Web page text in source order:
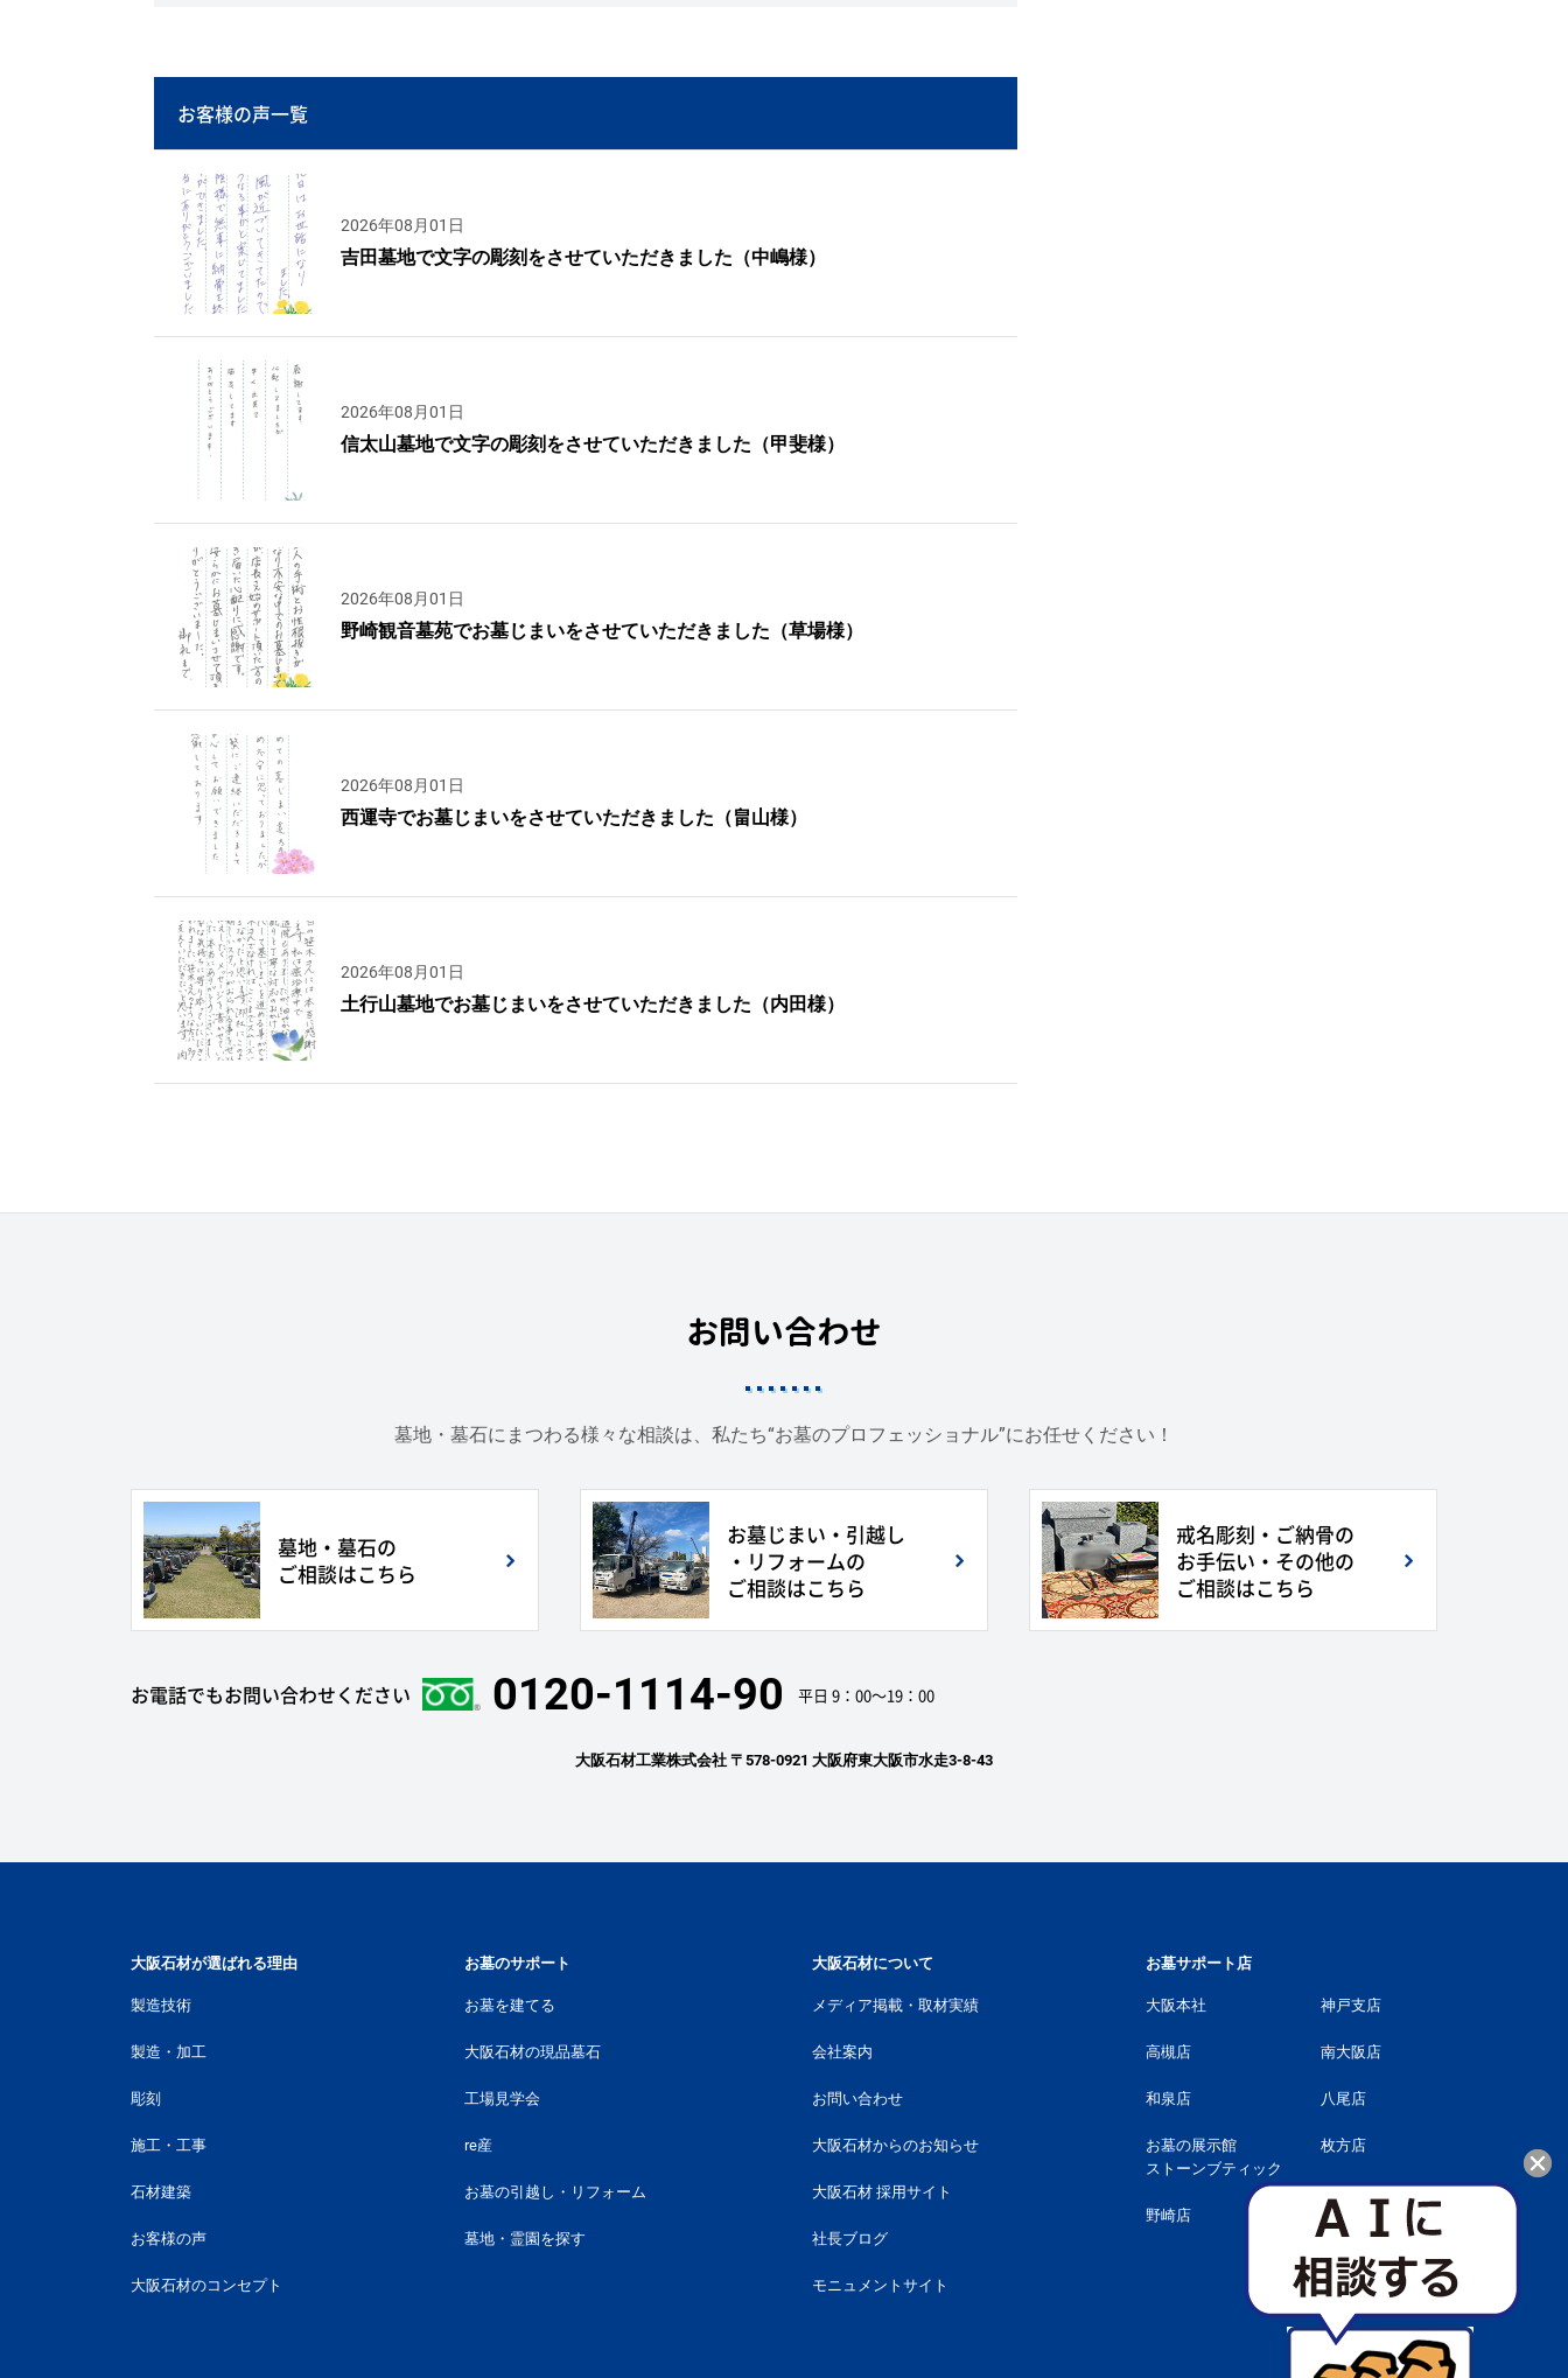
お客様の声一覧
2026年08月01日
吉田墓地で文字の彫刻をさせていただきました（中嶋様）
2026年08月01日
信太山墓地で文字の彫刻をさせていただきました（甲斐様）
2026年08月01日
野崎観音墓苑でお墓じまいをさせていただきました（草場様）
2026年08月01日
西運寺でお墓じまいをさせていただきました（畠山様）
2026年08月01日
土行山墓地でお墓じまいをさせていただきました（内田様）
お問い合わせ
墓地・墓石にまつわる様々な相談は、私たち“お墓のプロフェッショナル”にお任せください！
墓地・墓石の
ご相談はこちら
お墓じまい・引越し
・リフォームの
ご相談はこちら
戒名彫刻・ご納骨の
お手伝い・その他の
ご相談はこちら
お電話でもお問い合わせください 0120-1114-90 平日 9：00〜19：00
大阪石材工業株式会社 〒578-0921 大阪府東大阪市水走3-8-43
大阪石材が選ばれる理由
製造技術
製造・加工
彫刻
施工・工事
石材建築
お客様の声
大阪石材のコンセプト
お墓のサポート
お墓を建てる
大阪石材の現品墓石
工場見学会
re産
お墓の引越し・リフォーム
墓地・霊園を探す
大阪石材について
メディア掲載・取材実績
会社案内
お問い合わせ
大阪石材からのお知らせ
大阪石材 採用サイト
社長ブログ
モニュメントサイト
お墓サポート店
大阪本社 神戸支店
高槻店 南大阪店
和泉店 八尾店
お墓の展示館
ストーンブティック
枚方店
野崎店